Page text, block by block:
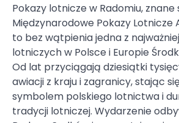
Pokazy lotnicze w Radomiu, znane
Międzynarodowe Pokazy Lotnicze
to bez wątpienia jedna z
lotniczych w Polsce i Europie
Od lat przyciągają dziesiątki
awiacji z kraju i zagranicy, stając
symbolem polskiego lotnictwa i
tradycji lotniczej. Wydarzenie